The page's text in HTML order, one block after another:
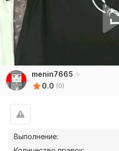
menin7665
0.0 (0)
Выполнение: